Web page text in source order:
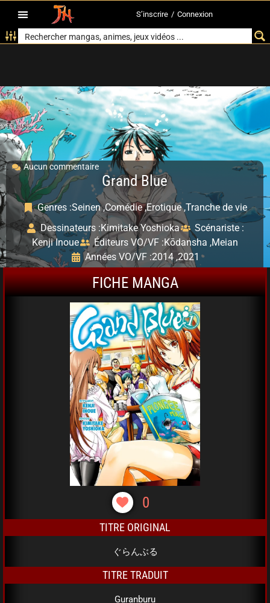
S’inscrire / Connexion
Aucun commentaire
Grand Blue
Genres :Seinen ,Comédie ,Erotique ,Tranche de vie
Dessinateurs :Kimitake Yoshioka
Scénariste :
Kenji Inoue
Éditeurs VO/VF :Kōdansha ,Meian
Années VO/VF :2014 ,2021
FICHE MANGA
0
TITRE ORIGINAL
ぐらんぶる
TITRE TRADUIT
Guranburu